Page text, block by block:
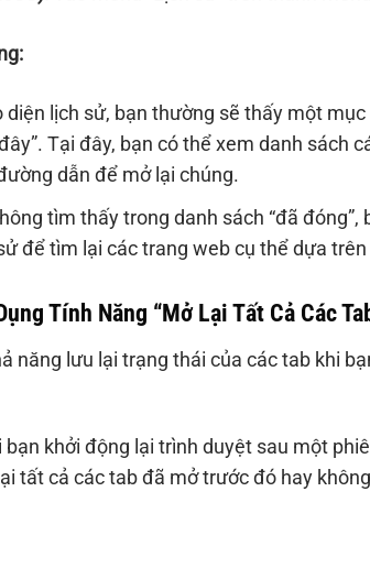
diện lịch sử, bạn thường sẽ thấy một
Tại đây, bạn có thể xem danh sách
dẫn để mở lại chúng.
tìm thấy trong danh sách “đã
để tìm lại các trang web cụ thể dựa
Tính Năng “Mở Lại Tất Cả Các
năng lưu lại trạng thái của các tab khi
khởi động lại trình duyệt sau một
tất cả các tab đã mở trước đó hay